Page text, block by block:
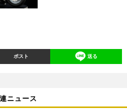
ポスト 送る
ニュース